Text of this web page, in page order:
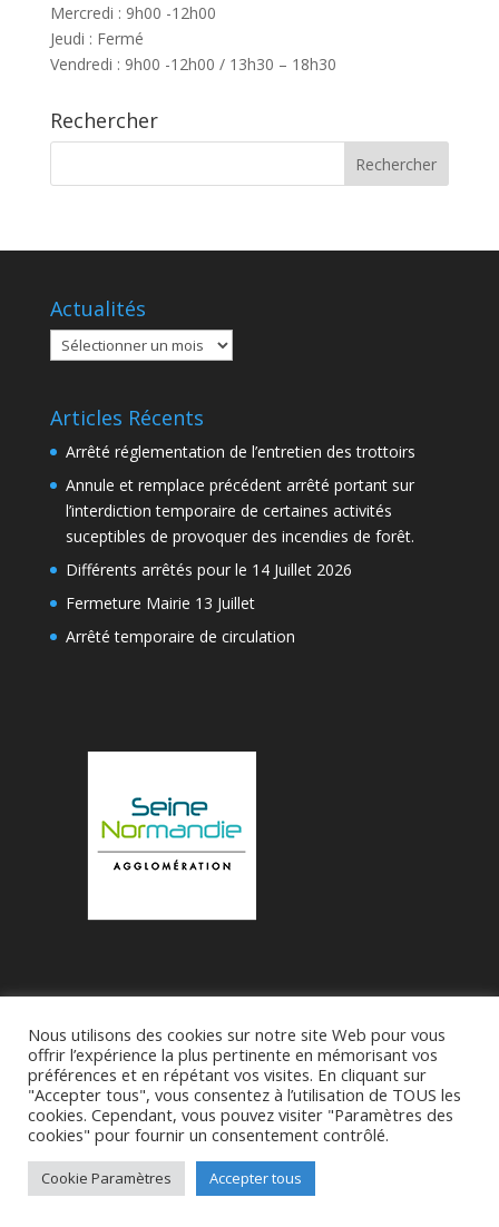
Mercredi : 9h00 -12h00
Jeudi : Fermé
Vendredi : 9h00 -12h00 / 13h30 – 18h30
Rechercher
Actualités
Actualités
Articles Récents
Arrêté réglementation de l’entretien des trottoirs
Annule et remplace précédent arrêté portant sur
l’interdiction temporaire de certaines activités
suceptibles de provoquer des incendies de forêt.
Différents arrêtés pour le 14 Juillet 2026
Fermeture Mairie 13 Juillet
Arrêté temporaire de circulation
Accueil Municipalité
Le Village de Bueil
Associations
Réalise parSDI27 - M Franck-Patrick Roussel
-Politique de confidentialité
Nous utilisons des cookies sur notre site Web pour vous
offrir l’expérience la plus pertinente en mémorisant vos
préférences et en répétant vos visites. En cliquant sur
"Accepter tous", vous consentez à l’utilisation de TOUS les
cookies. Cependant, vous pouvez visiter "Paramètres des
cookies" pour fournir un consentement contrôlé.
Cookie Paramètres Accepter tous